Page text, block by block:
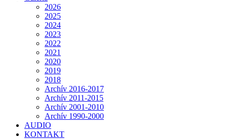
2026
2025
2024
2023
2022
2021
2020
2019
2018
Archív 2016-2017
Archív 2011-2015
Archív 2001-2010
Archív 1990-2000
AUDIO
KONTAKT